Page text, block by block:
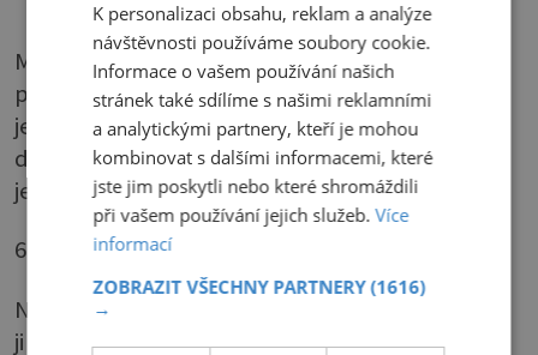
Máte obavu, že rostlinky v květináči neumíte
pěstovat? Vyberte si ty méně náročné, nebo
ještě lépe řezané květiny. Potřebují jen vázu a
do ní čerstvou vodu. Výhodou řezaných květin
je možnost mít pokaždé nějakou jinou.
6. Vůně
Není vidět, ale dokáže zázraky… Částečně vám
ji dodají již zmíněné řezané květiny.
K personalizaci obsahu, reklam a analýze
návštěvnosti používáme soubory cookie.
Informace o vašem používání našich
stránek také sdílíme s našimi reklamními
a analytickými partnery, kteří je mohou
kombinovat s dalšími informacemi, které
jste jim poskytli nebo které shromáždili
při vašem používání jejich služeb.Více
informací
ZOBRAZIT VŠECHNY PARTNERY(1616)
→